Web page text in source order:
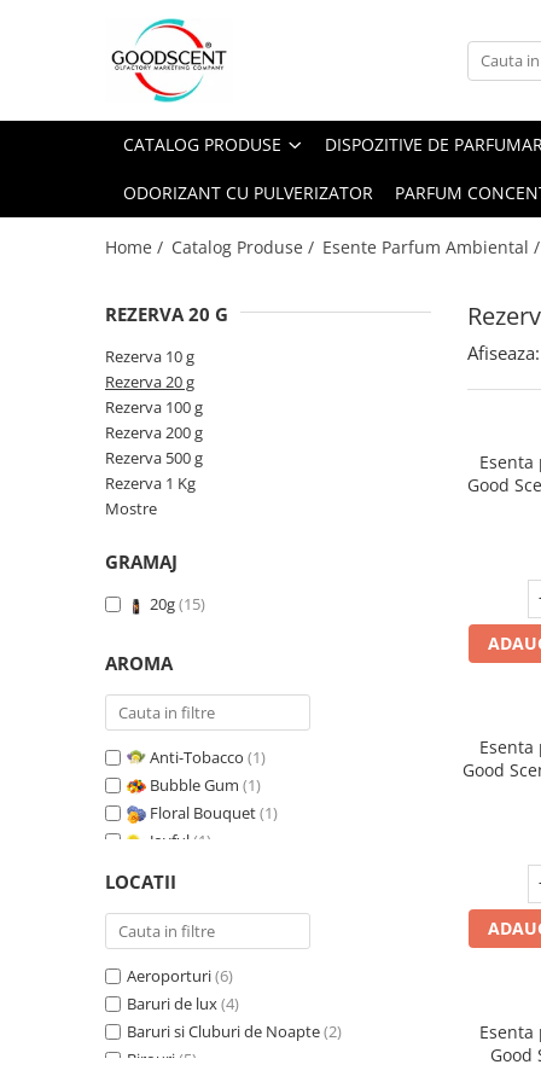
Catalog Produse
Odorizant cu Pulverizator
Dispozitive de Parfumare Ambientală
Industriale (HVAC)
Esente Parfum Ambiental
Rezerva 100 g
Rezerva 500 g
Rezerva 1 Kg
CATALOG PRODUSE DISPOZITIVE DE
ODORIZANT CU PULVERIZATOR PARFUM
Home / Catalog Produse / Esente Parfum Ambiental /
REZERVA 20 G
Rezerva 10 g
Rezerva 20 g
Rezerva 100 g
Rezerva 200 g
Rezerva 500 g
Rezerva 1 Kg
Mostre
GRAMAJ
20g(15)
AROMA
Anti-Tobacco (1)
Bubble Gum (1)
Floral Bouquet(1)
Joyful (1)
Marine Breeze
Orange & Fresh Cinnamon
Oriental Amber(1)
Pure White Musc
Red Fruit Bubble
Red Grapes(1)
Relaxing Lavender
LOCATII
Aeroporturi(6)
Baruri de lux(4)
Baruri si Cluburi de Noapte(2)
Birouri (5)
Afiseaza:
Good
Good
Good